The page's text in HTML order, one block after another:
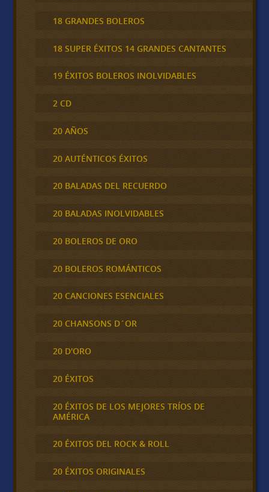
18 GRANDES BOLEROS
18 SUPER ÉXITOS 14 GRANDES CANTANTES
19 ÉXITOS BOLEROS INOLVIDABLES
2 CD
20 AÑOS
20 AUTÉNTICOS ÉXITOS
20 BALADAS DEL RECUERDO
20 BALADAS INOLVIDABLES
20 BOLEROS DE ORO
20 BOLEROS ROMÁNTICOS
20 CANCIONES ESENCIALES
20 CHANSONS D´OR
20 D'ORO
20 ÉXITOS
20 ÉXITOS DE LOS MEJORES TRÍOS DE
AMÉRICA
20 ÉXITOS DEL ROCK & ROLL
20 ÉXITOS ORIGINALES